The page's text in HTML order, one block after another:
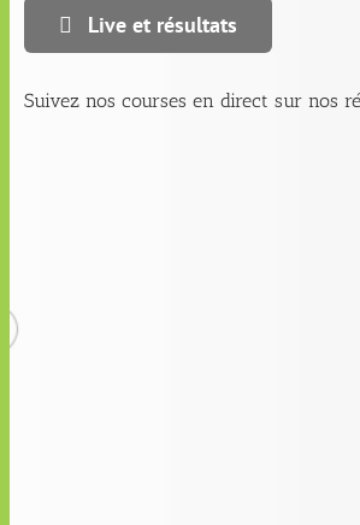
Live et résultats
Suivez nos courses en direct sur nos